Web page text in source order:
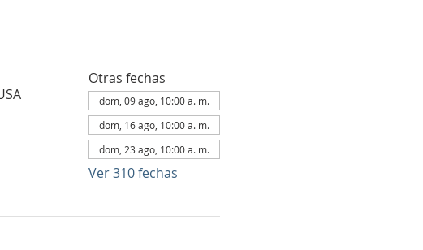
Otras fechas
dom, 09 ago, 10:00 a. m.
dom, 16 ago, 10:00 a. m.
dom, 23 ago, 10:00 a. m.
Ver 310 fechas